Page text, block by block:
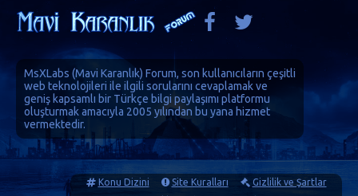
MsXLabs (Mavi Karanlık) Forum, son kullanıcıların çeşitli
web teknolojileri ile ilgili sorularını cevaplamak ve
geniş kapsamlı bir Türkçe bilgi paylaşımı platformu
oluşturmak amacıyla 2005 yılından bu yana hizmet
vermektedir.
Konu Dizini Site Kuralları
Gizlilik ve Şartlar